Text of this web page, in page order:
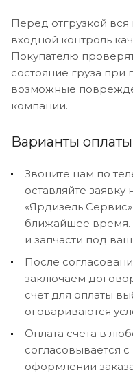
Перед отгрузкой
входной контроль
Покупателю
состояние груза при
возможные
компании.
Варианты оплаты
Звоните нам по
оставляйте
«Ярдизель
ближайшее
и запчасти под
После
заключаем
счет для оплаты
оговариваются
Оплата счета в
согласовывается
оформлении